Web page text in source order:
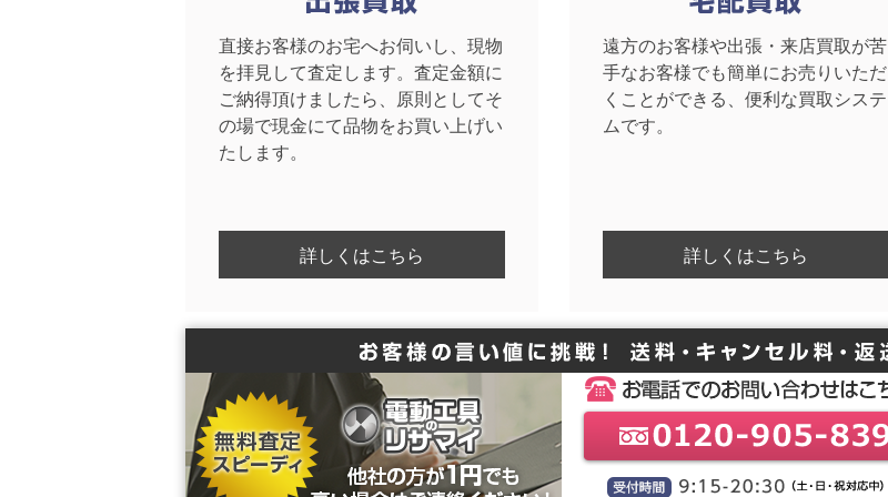
直接お客様のお宅へお伺いし、現物
を拝見して査定します。査定金額に
ご納得頂けましたら、原則としてそ
の場で現金にて品物をお買い上げい
たします。
詳しくはこちら
遠方のお客様や出張・来店買取が苦
手なお客様でも簡単にお売りいただ
くことができる、便利な買取システ
ムです。
詳しくはこちら